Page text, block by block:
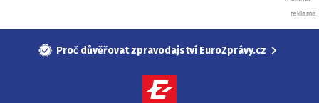
Proč důvěřovat zpravodajství EuroZprávy.cz